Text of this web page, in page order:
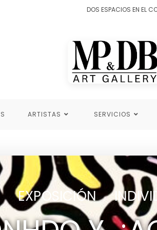
DOS ESPACIOS EN EL
ARTISTAS SERVICIOS
EXPOSICIÓN